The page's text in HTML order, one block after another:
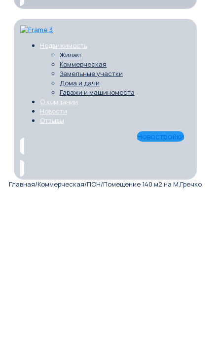
Недвижимость
Жилая
Коммерческая
Земельные участки
Дома и дачи
Гаражи и машиноместа
О компании
Новости
Отзывы
Новостройки
Главная/Коммерческая/ПСН/Помещение 140 м2 на М,Гречко